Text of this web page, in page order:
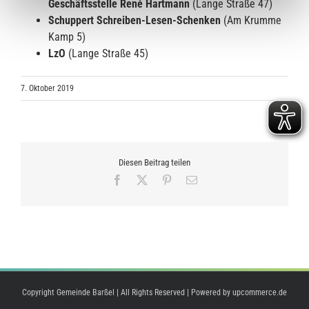
Geschäftsstelle René Hartmann (Lange Straße 47)
Schuppert Schreiben-Lesen-Schenken (Am Krumme
Kamp 5)
LzO (Lange Straße 45)
7. Oktober 2019
Diesen Beitrag teilen
Facebook Pinterest
E-
Copyright Gemeinde Barßel | All Rights Reserved | Powered by upcommerce.de